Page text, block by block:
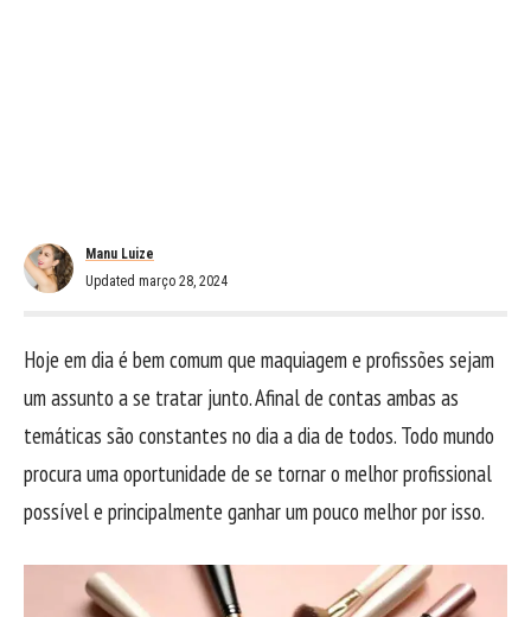
Manu Luize
Updated março 28, 2024
Hoje em dia é bem comum que maquiagem e profissões sejam
um assunto a se tratar junto. Afinal de contas ambas as
temáticas são constantes no dia a dia de todos. Todo mundo
procura uma oportunidade de se tornar o melhor profissional
possível e principalmente ganhar um pouco melhor por isso.